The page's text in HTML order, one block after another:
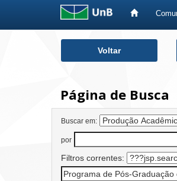
Voltar
Página de Busca
Buscar em:
por
Filtros correntes: